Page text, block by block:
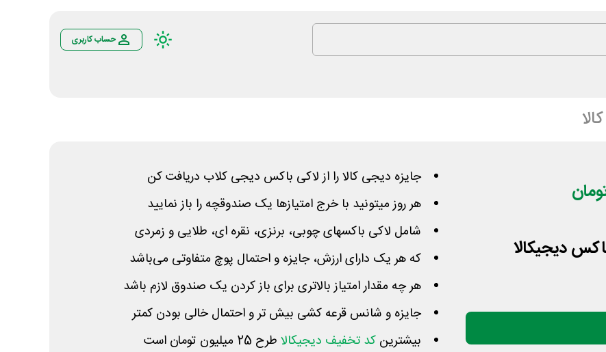
حساب کاربری
جایزه دیجی کالا را از لاکی باکس دیجی کلاب دریافت کن
هر روز میتونید با خرج امتیازها یک صندوقچه را باز نمایید
شامل لاکی باکسهای چوبی، برنزی، نقره ای، طلایی و زمردی
که هر یک دارای ارزش، جایزه و احتمال پوچ متفاوتی می‌باشد
هر چه مقدار امتیاز بالاتری برای باز کردن یک صندوق لازم باشد
جایزه و شانس قرعه کشی بیش تر و احتمال خالی بودن کمتر
بیشترین کد تخفیف دیجیکالا طرح 25 میلیون تومان است